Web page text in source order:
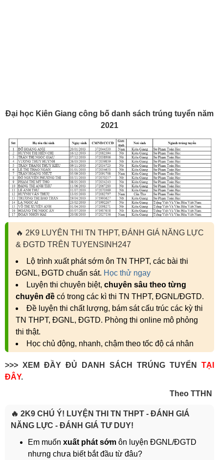
Đại học Kiên Giang công bố danh sách trúng tuyển năm
2021
🔥 2K9 LUYỆN THI TN THPT, ĐÁNH GIÁ NĂNG LỰC
& ĐGTD TRÊN TUYENSINH247
Lộ trình xuất phát sớm ôn TN THPT, các bài thi
ĐGNL, ĐGTD chuẩn sát. Học thử ngay
Luyện thi chuyên biệt, chuyên sâu theo từng
chuyên đề có trong các kì thi TN THPT, ĐGNL/ĐGTD.
Đề luyện thi chất lượng, bám sát cấu trúc các kỳ thi
TN THPT, ĐGNL, ĐGTD. Phòng thi online mô phỏng
thi thật.
Học chủ động, nhanh, chậm theo tốc độ cá nhân
>>> XEM ĐẦY ĐỦ DANH SÁCH TRÚNG TUYỂN TẠI
ĐÂY.
Theo TTHN
🔥 2K9 CHÚ Ý! LUYỆN THI TN THPT - ĐÁNH GIÁ
NĂNG LỰC - ĐÁNH GIÁ TƯ DUY!
Em muốn xuất phát sớm ôn luyện ĐGNL/ĐGTD
nhưng chưa biết bắt đầu từ đâu?